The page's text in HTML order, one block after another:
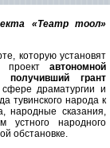
«Театр тоол»
которую установят
проект автономной
получивший грант
драматургии и
тувинского народа к
народные сказания,
устного народного
обстановке.